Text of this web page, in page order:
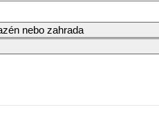
nebo zahrada